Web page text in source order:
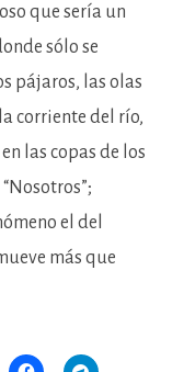
que sería un
sólo se
pájaros, las olas
corriente del río,
las copas de los
el del
más que